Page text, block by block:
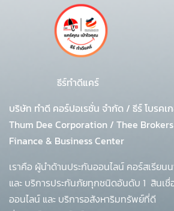
ธีร์ทำดีแคร์
บริษัท ทำดี คอร์ปอเรชั่น จำกัด / ธีร์ โบรคเ
Thum Dee Corporation / Thee Brokers
Finance & Business Center
เราคือ ผู้นำด้านประกันออนไลน์ คอร์สเรียน
และ บริการประกันภัยทุกชนิดอันดับ 1 สินเ
ออนไลน์ และ บริการอสังหาริมทรัพย์ที่ดี